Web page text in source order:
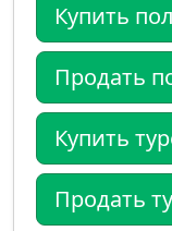
Купить
Продать
Купить
Продать